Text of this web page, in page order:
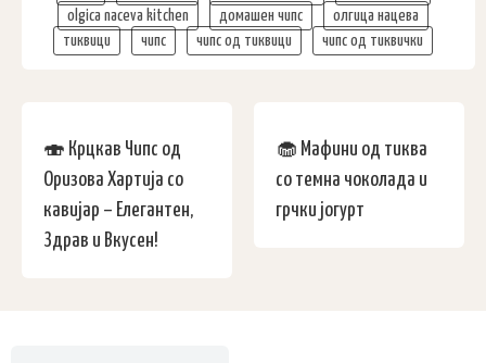
olgica naceva kitchen
домашен чипс
олгица нацева
тиквици
чипс чипс од тиквици чипс од тиквички
🍣 Крцкав Чипс од
Оризова Хартија со
кавијар – Елегантен,
Здрав и Вкусен!
🧁 Мафини од тиква
со темна чоколада и
грчки јогурт